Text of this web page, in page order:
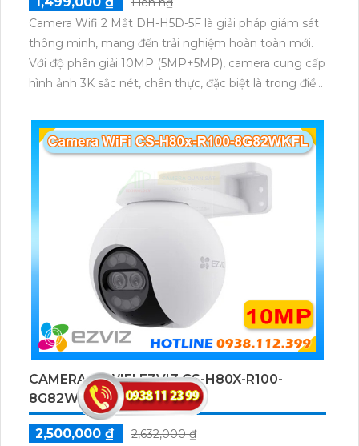
Camera Wifi 2 Mắt DH-H5D-5F là giải pháp giám sát
thông minh, mang đến trải nghiệm hoàn toàn mới.
Với độ phân giải 10MP (5MP+5MP), camera cung cấp
hình ảnh 3K sắc nét, chân thực, đặc biệt là trong điều
CAMERA IP WIFI EZVIZ CS-H80X-R100-
8G82WKFL
2,500,000 ₫ 2,632,000 ₫